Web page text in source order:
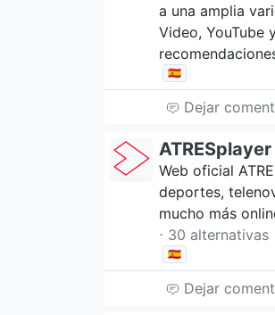
a una amplia
Video, YouTube
🇪🇸
Dejar
ATRESplayer
Web oficial
deportes,
mucho más
⋅ 30 alternativas
🇪🇸
Dejar